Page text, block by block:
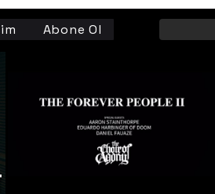
Abone Ol